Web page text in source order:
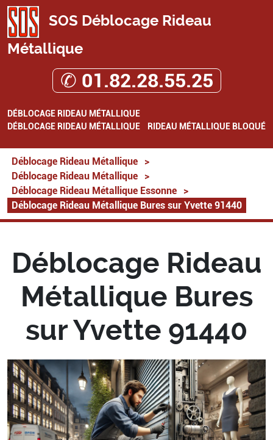
SOS Déblocage Rideau
Métallique
✆ 01.82.28.55.25
DÉBLOCAGE RIDEAU MÉTALLIQUE
DÉBLOCAGE RIDEAU MÉTALLIQUE
RIDEAU MÉTALLIQUE BLOQUÉ
Déblocage Rideau Métallique
>
Déblocage Rideau Métallique
>
Déblocage Rideau Métallique Essonne
>
Déblocage Rideau Métallique Bures sur Yvette 91440
Déblocage Rideau
Métallique Bures
sur Yvette 91440